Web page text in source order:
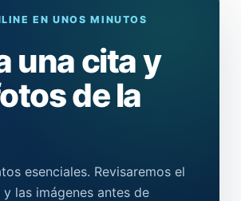
EN UNOS MINUTOS
una cita y
de la
esenciales. Revisaremos el
las imágenes antes de